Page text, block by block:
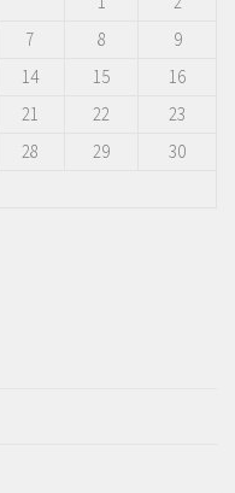
7 8
9
14 15
16
21 22
23
28 29
30